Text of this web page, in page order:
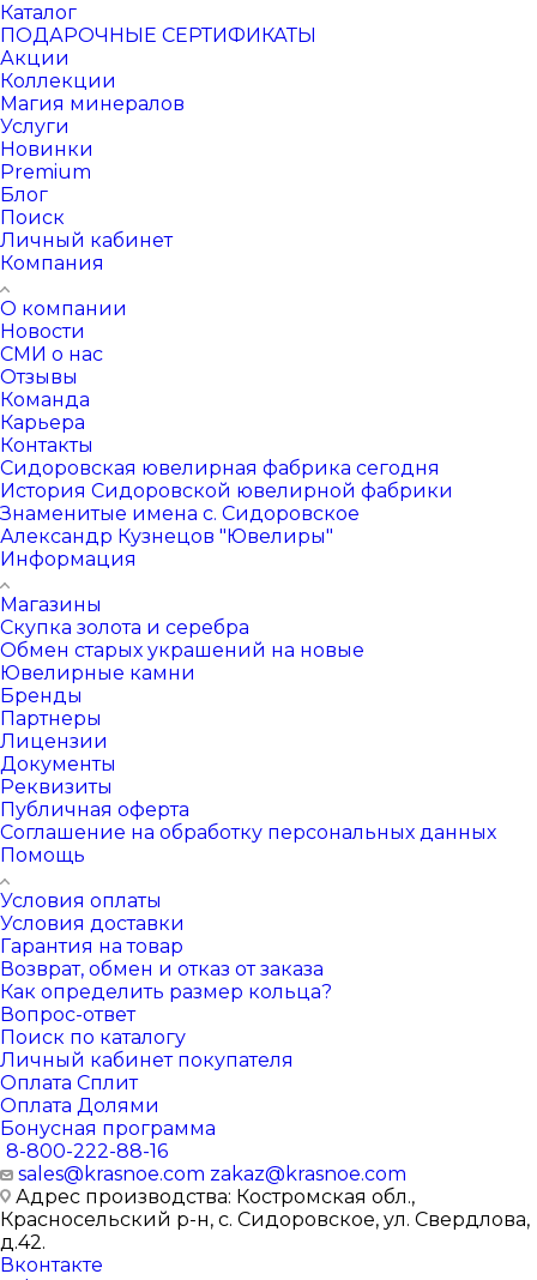
Каталог
ПОДАРОЧНЫЕ СЕРТИФИКАТЫ
Акции
Коллекции
Магия минералов
Услуги
Новинки
Premium
Блог
Поиск
Личный кабинет
Компания
О компании
Новости
СМИ о нас
Отзывы
Команда
Карьера
Контакты
Сидоровская ювелирная фабрика сегодня
История Сидоровской ювелирной фабрики
Знаменитые имена с. Сидоровское
Александр Кузнецов "Ювелиры"
Информация
Магазины
Скупка золота и серебра
Обмен старых украшений на новые
Ювелирные камни
Бренды
Партнеры
Лицензии
Документы
Реквизиты
Публичная оферта
Соглашение на обработку персональных данных
Помощь
Условия оплаты
Условия доставки
Гарантия на товар
Возврат, обмен и отказ от заказа
Как определить размер кольца?
Вопрос-ответ
Поиск по каталогу
Личный кабинет покупателя
Оплата Сплит
Оплата Долями
Бонусная программа
8-800-222-88-16
sales@krasnoe.com zakaz@krasnoe.com
Адрес производства: Костромская обл.,
Красносельский р-н, с. Сидоровское, ул. Свердлова,
д.42.
Вконтакте